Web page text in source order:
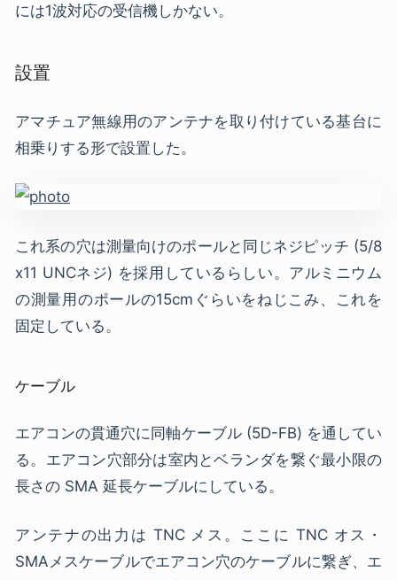
には1波対応の受信機しかない。
設置
アマチュア無線用のアンテナを取り付けている基台に
相乗りする形で設置した。
これ系の穴は測量向けのポールと同じネジピッチ (5/8
x11 UNCネジ) を採用しているらしい。アルミニウム
の測量用のポールの15cmぐらいをねじこみ、これを
固定している。
ケーブル
エアコンの貫通穴に同軸ケーブル (5D-FB) を通してい
る。エアコン穴部分は室内とベランダを繋ぐ最小限の
長さの SMA 延長ケーブルにしている。
アンテナの出力は TNC メス。ここに TNC オス・
SMAメスケーブルでエアコン穴のケーブルに繋ぎ、エ